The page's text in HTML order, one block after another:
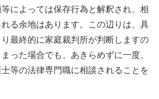
によっては保存行為と解釈され、相
る余地はあります。この辺りは、具
最終的に家庭裁判所が判断しますの
った場合でも、あきらめずに一度、
等の法律専門職に相談されることを